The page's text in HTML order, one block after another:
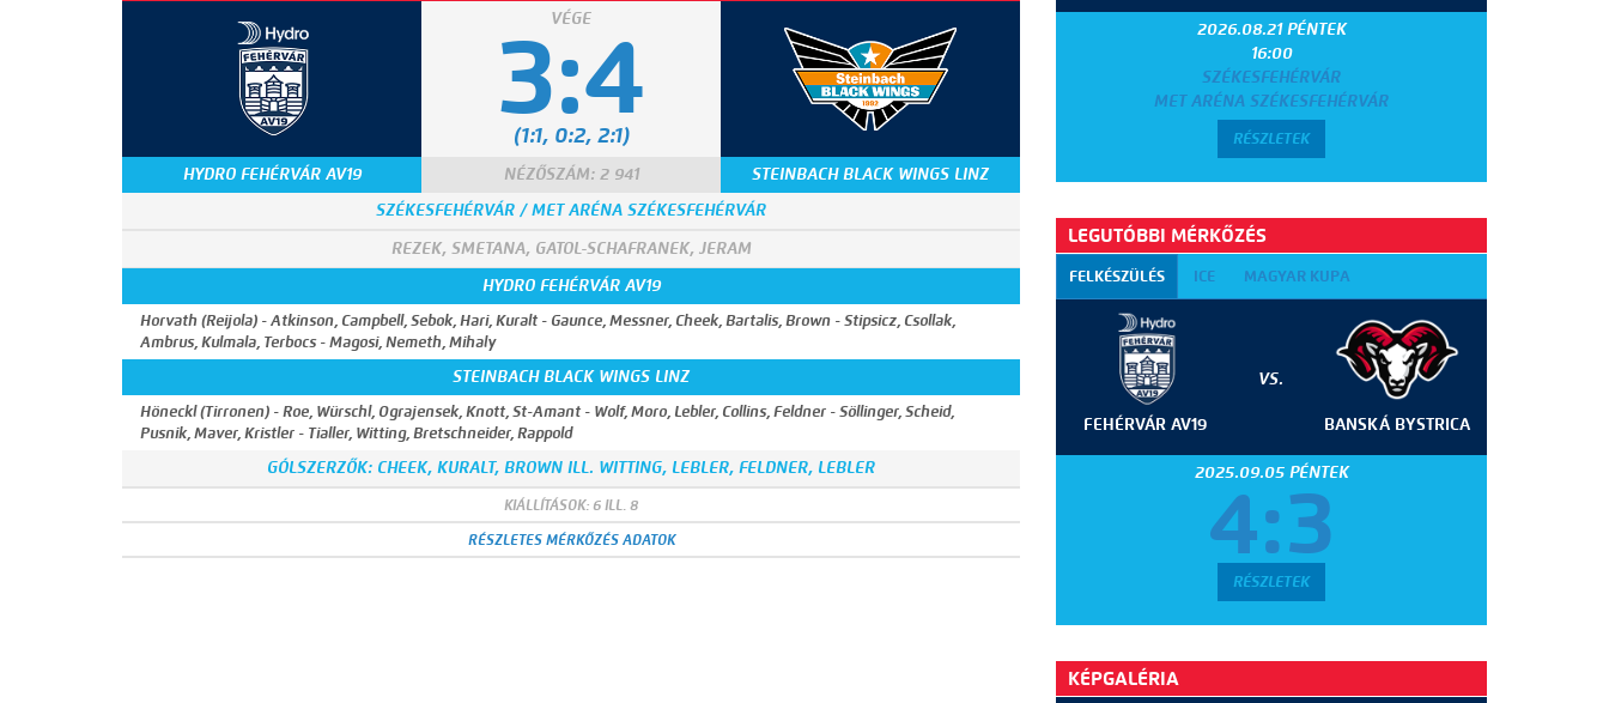
HYDRO FEHÉRVÁR AV19
VÉGE
3:4
(1:1, 0:2, 2:1)
NÉZŐSZÁM: 2 941
STEINBACH BLACK WINGS LINZ
SZÉKESFEHÉRVÁR / MET ARÉNA SZÉKESFEHÉRVÁR
REZEK, SMETANA, GATOL-SCHAFRANEK, JERAM
HYDRO FEHÉRVÁR AV19
Horvath (Reijola) - Atkinson, Campbell, Sebok, Hari, Kuralt - Gaunce, Messner, Cheek, Bartalis, Brown - Stipsicz, Csollak,
Ambrus, Kulmala, Terbocs - Magosi, Nemeth, Mihaly
STEINBACH BLACK WINGS LINZ
Höneckl (Tirronen) - Roe, Würschl, Ograjensek, Knott, St-Amant - Wolf, Moro, Lebler, Collins, Feldner - Söllinger, Scheid,
Pusnik, Maver, Kristler - Tialler, Witting, Bretschneider, Rappold
GÓLSZERZŐK: CHEEK, KURALT, BROWN ILL. WITTING, LEBLER, FELDNER, LEBLER
KIÁLLÍTÁSOK: 6 ILL. 8
RÉSZLETES MÉRKŐZÉS ADATOK
2026.08.21 PÉNTEK
16:00
SZÉKESFEHÉRVÁR
MET ARÉNA SZÉKESFEHÉRVÁR
RÉSZLETEK
LEGUTÓBBI MÉRKŐZÉS
FELKÉSZÜLÉS ICE MAGYAR KUPA
FEHÉRVÁR AV19
VS.
BANSKÁ BYSTRICA
2025.09.05 PÉNTEK
4:3
RÉSZLETEK
KÉPGALÉRIA